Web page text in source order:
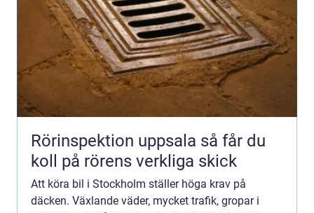
Rörinspektion uppsala så får du
koll på rörens verkliga skick
Att köra bil i Stockholm ställer höga krav på
däcken. Växlande väder, mycket trafik, gropar i